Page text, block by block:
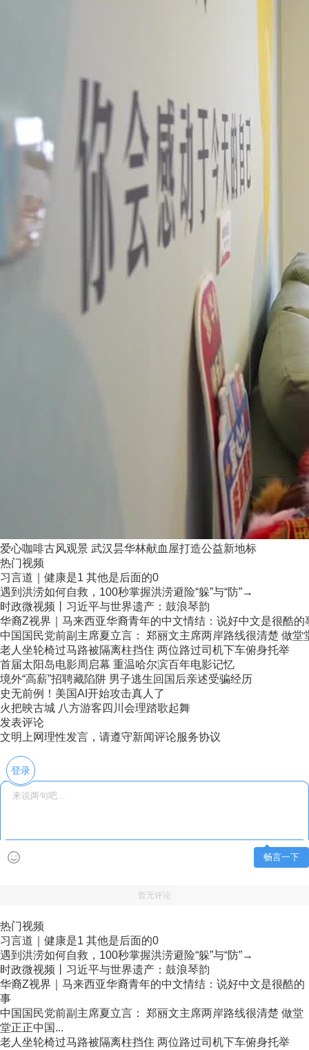
爱心咖啡古风观景 武汉昙华林献血屋打造公益新地标
热门视频
习言道｜健康是1 其他是后面的0
遇到洪涝如何自救，100秒掌握洪涝避险“躲”与“防”→
时政微视频丨习近平与世界遗产：鼓浪琴韵
华裔Z视界｜马来西亚华裔青年的中文情结：说好中文是很酷的
中国国民党前副主席夏立言： 郑丽文主席两岸路线很清楚 做堂
老人坐轮椅过马路被隔离柱挡住 两位路过司机下车俯身托举
首届太阳岛电影周启幕 重温哈尔滨百年电影记忆
境外“高薪”招聘藏陷阱 男子逃生回国后亲述受骗经历
史无前例！美国AI开始攻击真人了
火把映古城 八方游客四川会理踏歌起舞
发表评论
文明上网理性发言，请遵守新闻评论服务协议
登录
畅言一下
暂无评论
热门视频
习言道｜健康是1 其他是后面的0
遇到洪涝如何自救，100秒掌握洪涝避险“躲”与“防”→
时政微视频丨习近平与世界遗产：鼓浪琴韵
华裔Z视界｜马来西亚华裔青年的中文情结：说好中文是很酷的
事
中国国民党前副主席夏立言： 郑丽文主席两岸路线很清楚 做堂
堂正正中国...
老人坐轮椅过马路被隔离柱挡住 两位路过司机下车俯身托举